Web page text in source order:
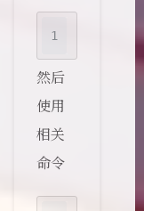
1
然后
使用
相关
命令